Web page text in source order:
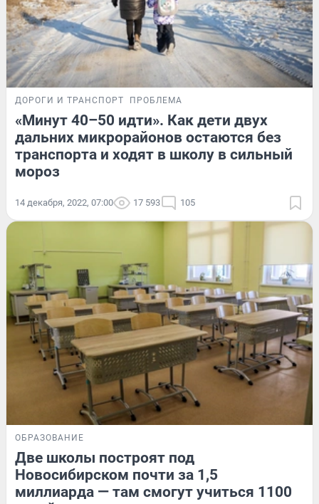
ДОРОГИ И ТРАНСПОРТ ПРОБЛЕМА
«Минут 40–50 идти». Как дети двух
дальних микрорайонов остаются без
транспорта и ходят в школу в сильный
мороз
14 декабря, 2022, 07:00 17 593 105
ОБРАЗОВАНИЕ
Две школы построят под
Новосибирском почти за 1,5
миллиарда — там смогут учиться 1100